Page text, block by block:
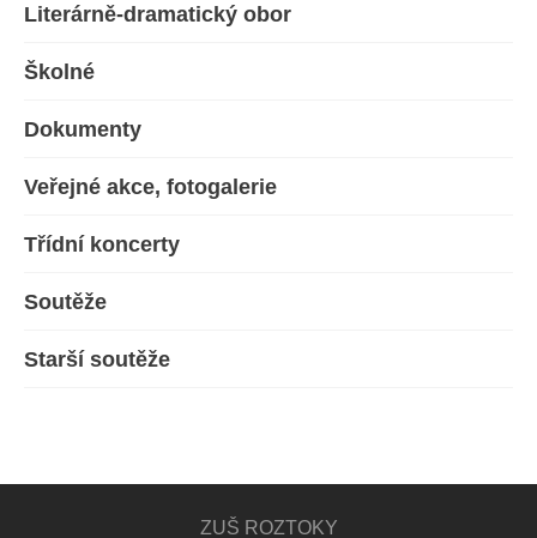
Literárně-dramatický obor
Školné
Dokumenty
Veřejné akce, fotogalerie
Třídní koncerty
Soutěže
Starší soutěže
ZUŠ ROZTOKY